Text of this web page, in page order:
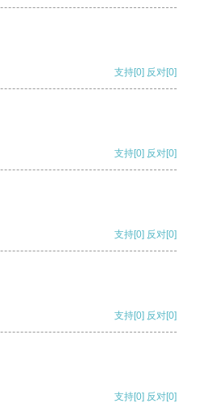
支持[0] 反对[0]
支持[0] 反对[0]
支持[0] 反对[0]
支持[0] 反对[0]
支持[0] 反对[0]